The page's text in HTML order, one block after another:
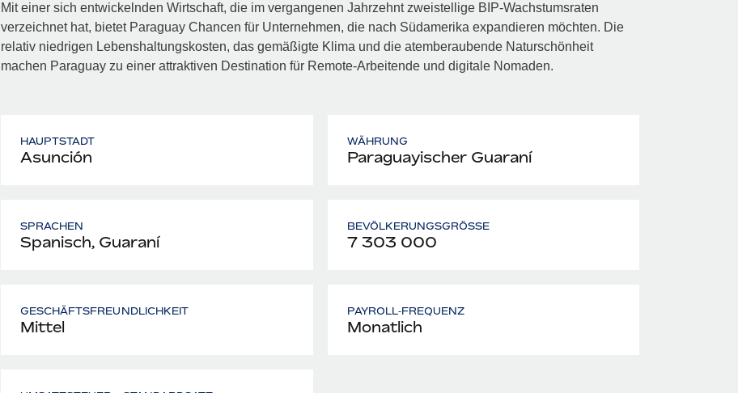
Mit einer sich entwickelnden Wirtschaft, die im vergangenen Jahrzehnt zweistellige BIP‑Wachstumsraten
verzeichnet hat, bietet Paraguay Chancen für Unternehmen, die nach Südamerika expandieren möchten. Die
relativ niedrigen Lebenshaltungs­kosten, das gemäßigte Klima und die atemberaubende Naturschönheit
machen Paraguay zu einer attraktiven Destination für Remote‑Arbeitende und digitale Nomaden.
HAUPTSTADT
Asunción
WÄHRUNG
Paraguayischer Guaraní
SPRACHEN
Spanisch, Guaraní
BEVÖLKERUNGSGRÖSSE
7 303 000
GESCHÄFTSFREUNDLICHKEIT
Mittel
PAYROLL‑FREQUENZ
Monatlich